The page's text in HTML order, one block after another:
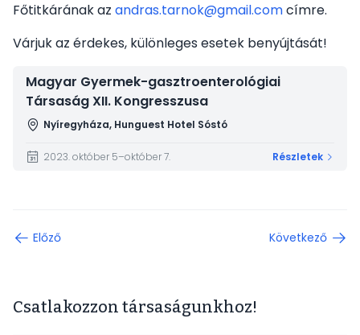
Főtitkárának az andras.tarnok@gmail.comcímre.
Várjuk az érdekes, különleges esetek benyújtását!
Magyar Gyermek-gasztroenterológiai
Társaság XII. Kongresszusa
Nyíregyháza, Hunguest Hotel Sóstó
2023. október 5–október 7. Részletek
Előző Következő
Csatlakozzon társaságunkhoz!